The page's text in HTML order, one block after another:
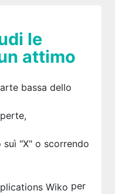
le
attimo
bassa dello
suì "X" o scorrendo
per